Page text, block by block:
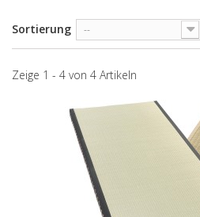
Sortierung --
Zeige 1 - 4 von 4 Artikeln